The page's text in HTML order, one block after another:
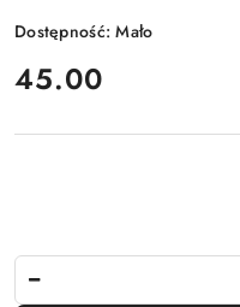
Dostępność:Mało
cena:
45.00